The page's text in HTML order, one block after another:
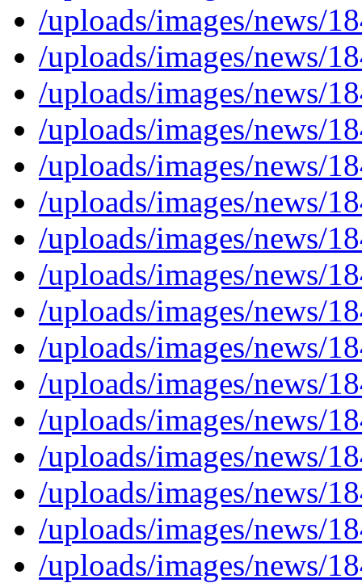
/uploads/images/news/
/uploads/images/news/
/uploads/images/news/
/uploads/images/news/
/uploads/images/news/
/uploads/images/news/
/uploads/images/news/
/uploads/images/news/
/uploads/images/news/
/uploads/images/news/
/uploads/images/news/
/uploads/images/news/
/uploads/images/news/
/uploads/images/news/
/uploads/images/news/
/uploads/images/news/